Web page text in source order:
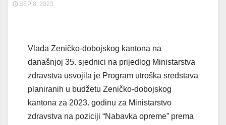
SEP 8, 2023
Vlada Zeničko-dobojskog kantona na
današnjoj 35. sjednici na prijedlog Ministarstva
zdravstva usvojila je Program utroška sredstava
planiranih u budžetu Zeničko-dobojskog
kantona za 2023. godinu za Ministarstvo
zdravstva na poziciji “Nabavka opreme” prema